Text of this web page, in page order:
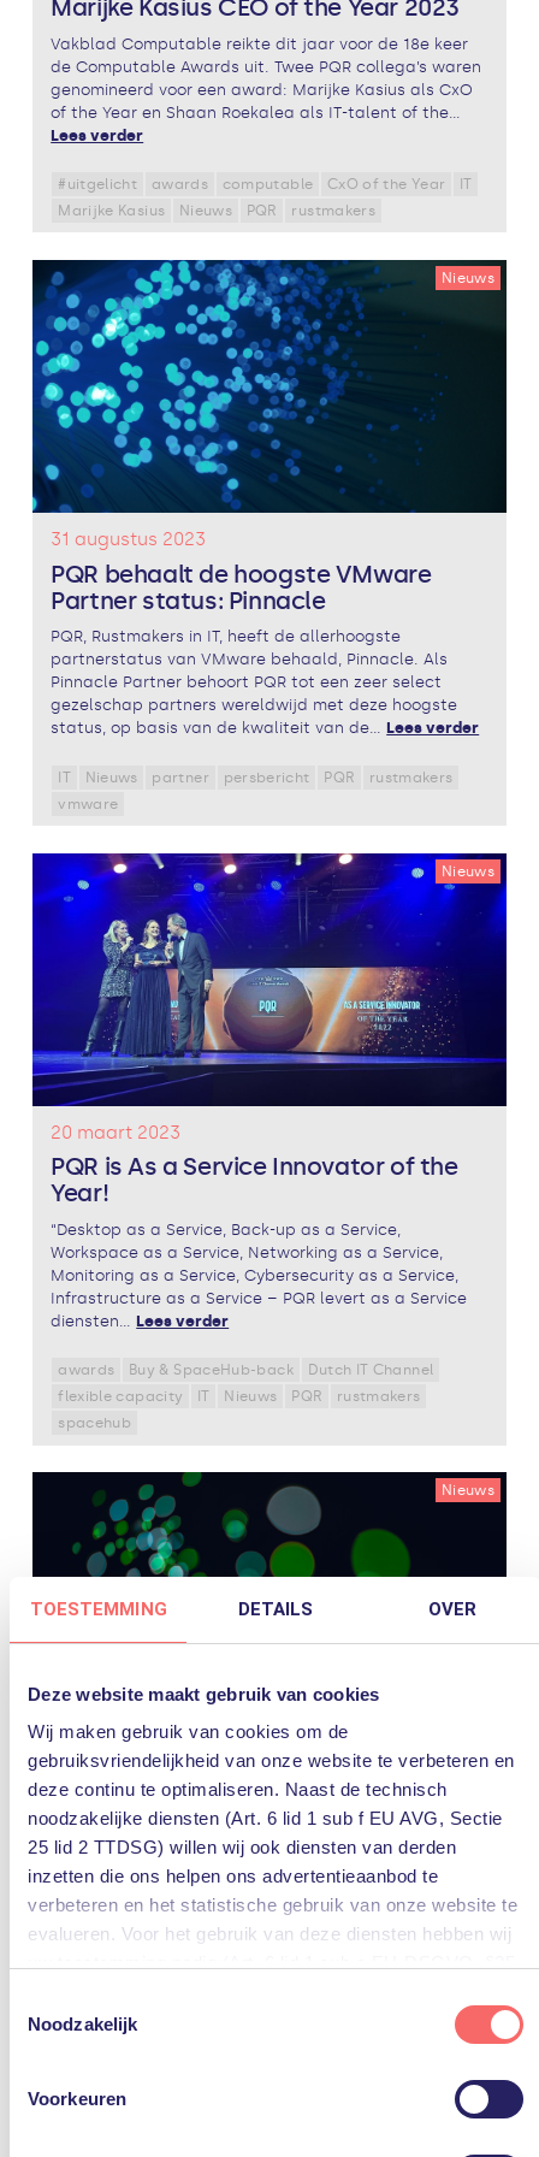
TOESTEMMING DETAILS OVER
Deze website maakt gebruik van cookies
Wij maken gebruik van cookies om de
gebruiksvriendelijkheid van onze website te verbeteren en
deze continu te optimaliseren. Naast de technisch
noodzakelijke diensten (Art. 6 lid 1 sub f EU AVG, Sectie
25 lid 2 TTDSG) willen wij ook diensten van derden
inzetten die ons helpen ons advertentieaanbod te
verbeteren en het statistische gebruik van onze website te
evalueren. Voor het gebruik van deze diensten hebben wij
U kunt deze toestemming eenvoudig geven door op “Alles
accepteren” te klikken. Indien u hiermee niet akkoord gaat,
kunt u het gebruik van niet-essentiële diensten
Noodzakelijk
Voorkeuren
Marijke Kasius CEO of the Year 2023
Vakblad Computable reikte dit jaar voor de 18e keer
de Computable Awards uit. Twee PQR collega’s waren
genomineerd voor een award: Marijke Kasius als CxO
of the Year en Shaan Roekalea als IT-talent of the...
Lees verder
#uitgelicht awards computable CxO of the Year
IT
Marijke Kasius
Nieuws PQR rustmakers
Nieuws
31 augustus 2023
PQR behaalt de hoogste VMware
Partner status: Pinnacle
PQR, Rustmakers in IT, heeft de allerhoogste
partnerstatus van VMware behaald, Pinnacle. Als
Pinnacle Partner behoort PQR tot een zeer select
gezelschap partners wereldwijd met deze hoogste
status, op basis van de kwaliteit van de... Lees verder
IT Nieuws partner persbericht PQR
rustmakers
vmware
Nieuws
20 maart 2023
PQR is As a Service Innovator of the
Year!
“Desktop as a Service, Back-up as a Service,
Workspace as a Service, Networking as a Service,
Monitoring as a Service, Cybersecurity as a Service,
Infrastructure as a Service – PQR levert as a Service
diensten... Lees verder
awards Buy & SpaceHub-back
Dutch IT Channel
flexible capacity
IT Nieuws PQR
rustmakers
spacehub
Nieuws
10 maart 2023
PQR wint 3 awards tijdens HPE
Partner Awards uitreiking
Op donderdag 9 maart 2023 vond de uitreiking van de
HPE Partner Awards plaats. Jaarlijks reikt Hewlett
Packard Enterprise awards uit aan distributeurs,
resellers, integratoren en andere partnerbedrijven die
het techbedrijf ondersteunen in de Nederlandse... Lees
Nieuws